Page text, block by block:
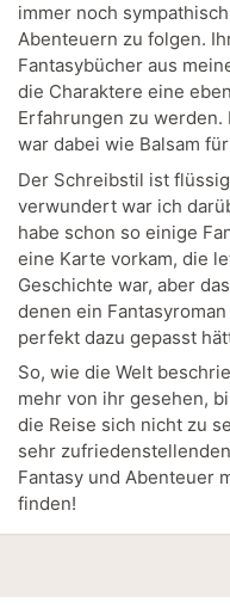
immer noch
Abenteuern zu folgen.
Fantasybücher aus
die Charaktere eine
Erfahrungen zu werden.
war dabei wie Balsam
Der Schreibstil ist
verwundert war ich
habe schon so einige
eine Karte vorkam, die
Geschichte war, aber
denen ein
perfekt dazu gepasst
So, wie die Welt
mehr von ihr gesehen,
die Reise sich nicht zu
sehr
Fantasy und Abenteuer
finden!